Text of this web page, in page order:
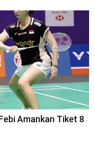
Amankan Tiket 8